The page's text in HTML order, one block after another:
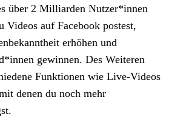
über 2 Milliarden Nutzer*innen
auf Facebook postest,
erhöhen und
gewinnen. Des Weiteren
Funktionen wie Live-Videos
denen du noch mehr